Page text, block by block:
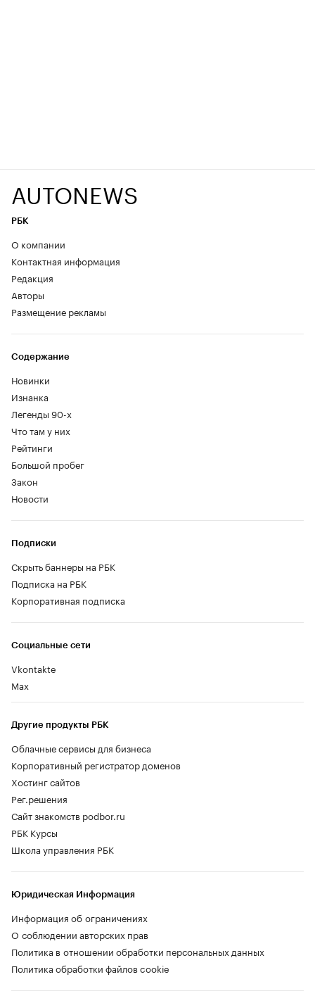
AUTONEWS
РБК
О компании
Контактная информация
Редакция
Авторы
Размещение рекламы
Содержание
Новинки
Изнанка
Легенды 90-х
Что там у них
Рейтинги
Большой пробег
Закон
Новости
Социальные сети
Vkontakte
Max
Другие продукты РБК
Облачные сервисы для бизнеса
Корпоративный регистратор доменов
Хостинг сайтов
Рег.решения
Сайт знакомств podbor.ru
РБК Курсы
Школа управления РБК
Подписки
Скрыть баннеры на РБК
Подписка на РБК
Корпоративная подписка
Юридическая Информация
Информация об ограничениях
О соблюдении авторских прав
Политика в отношении обработки персональных данных
Политика обработки файлов cookie